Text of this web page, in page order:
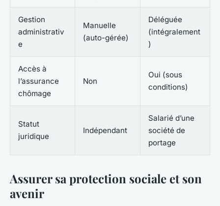
Gestion
administrativ
e
Manuelle
(auto-gérée)
Déléguée
(intégralement
)
Accès à
l’assurance
chômage
Non
Oui (sous
conditions)
Statut
juridique
Indépendant
Salarié d’une
société de
portage
Assurer sa protection sociale et son
avenir